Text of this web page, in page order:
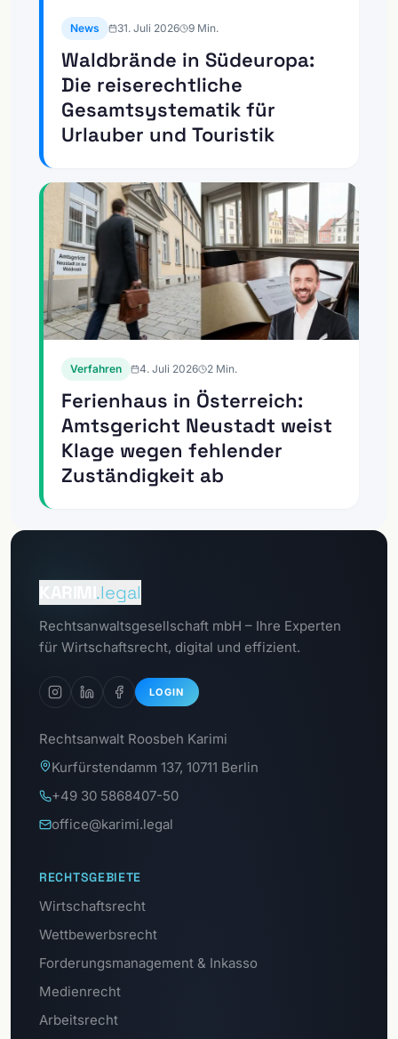
News 31. Juli 2026 9 Min.
Waldbrände in Südeuropa:
Die reiserechtliche
Gesamtsystematik für
Urlauber und Touristik
Verfahren 4. Juli 2026 2 Min.
Ferienhaus in Österreich:
Amtsgericht Neustadt weist
Klage wegen fehlender
Zuständigkeit ab
.legal
Rechtsanwaltsgesellschaft mbH – Ihre Experten
für Wirtschaftsrecht, digital und effizient.
LOGIN
Zum
Datenschutzportal
Rechtsanwalt Roosbeh Karimi
Kurfürstendamm 137, 10711 Berlin
+49 30 5868407-50
office@karimi.legal
RECHTSGEBIETE
Wirtschaftsrecht
Wettbewerbsrecht
Forderungsmanagement & Inkasso
Medienrecht
Arbeitsrecht